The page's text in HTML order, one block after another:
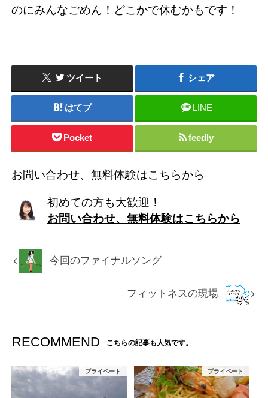
のにみんなごめん！どこかで休むかもです！
ツイート シェア
はてブ LINE
Pocket feedly
お問い合わせ、無料体験はこちらから
初めての方も大歓迎！
お問い合わせ、無料体験はこちらから
今回のファイナルソング
フィットネスの現場
RECOMMEND こちらの記事も人気です。
プライベート プライベート